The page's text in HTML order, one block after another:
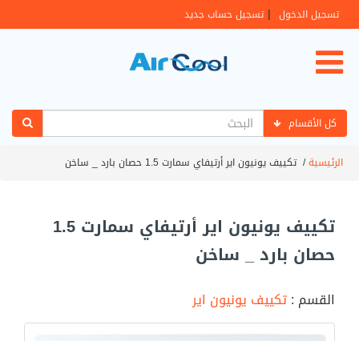
تسجيل الدخول | تسجيل حساب جديد
كل الأقسام
الرئيسية/تكييف يونيون اير أرتيفاي سمارت 1.5 حصان بارد _ ساخن
تكييف يونيون اير أرتيفاي سمارت 1.5
حصان بارد _ ساخن
القسم :تكييف يونيون اير